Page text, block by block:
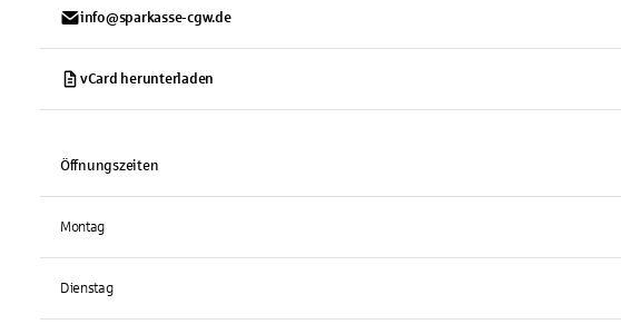
info@sparkasse-cgw.de
vCard herunterladen
Öffnungszeiten
Montag
Dienstag